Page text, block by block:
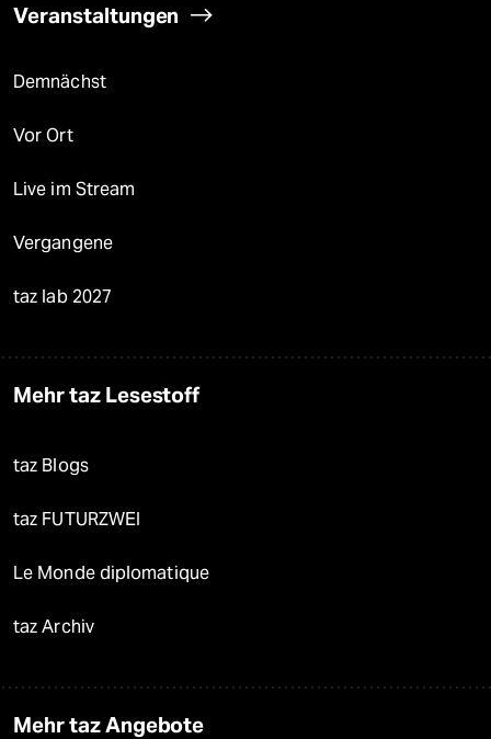
Veranstaltungen
Demnächst
Vor Ort
Live im Stream
Vergangene
taz lab 2027
Mehr taz Lesestoff
taz Blogs
taz FUTURZWEI
Le Monde diplomatique
taz Archiv
Mehr taz Angebote